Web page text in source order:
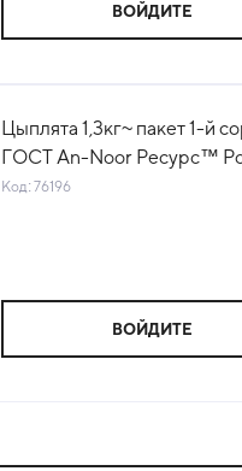
ВОЙДИТЕ
Цыплята 1,3кг~ пакет 1-й
ГОСТ An-Noor Ресурс™
(М908) (КОД 76196) (-18°С)
Код: 76196
ВОЙДИТЕ